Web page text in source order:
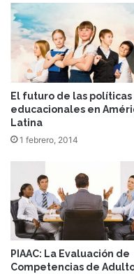
El futuro de las políticas
educacionales en
Latina
1 febrero, 2014
PIAAC: La Evaluación de
Competencias de